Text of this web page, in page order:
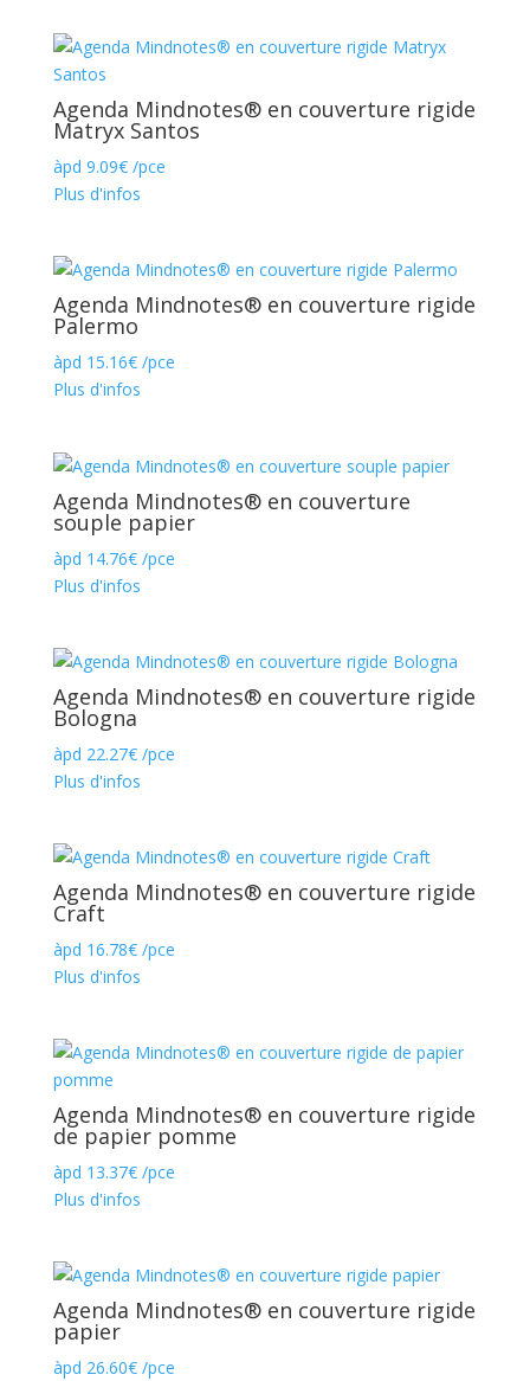
Agenda Mindnotes® en couverture rigide
Matryx Santos
àpd 9.09€/pce
Plus d'infos
Agenda Mindnotes® en couverture rigide
Palermo
àpd 15.16€/pce
Plus d'infos
Agenda Mindnotes® en couverture
souple papier
àpd 14.76€/pce
Plus d'infos
Agenda Mindnotes® en couverture rigide
Bologna
àpd 22.27€/pce
Plus d'infos
Agenda Mindnotes® en couverture rigide
Craft
àpd 16.78€/pce
Plus d'infos
Agenda Mindnotes® en couverture rigide
de papier pomme
àpd 13.37€/pce
Plus d'infos
Agenda Mindnotes® en couverture rigide
papier
àpd 26.60€/pce